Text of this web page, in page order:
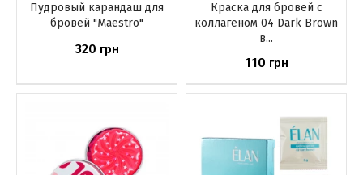
Пудровый карандаш для
бровей "Maestro"
320 грн
Краска для бровей с
коллагеном 04 Dark Brown
в...
110 грн